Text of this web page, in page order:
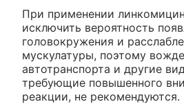
При применении
исключить вероятность
головокружения и
мускулатуры, поэтому
автотранспорта и другие
требующие повышенного
реакции, не рекомендуются.